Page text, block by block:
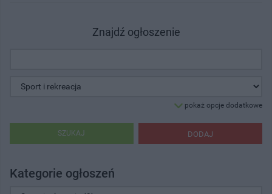
Znajdź ogłoszenie
pokaż opcje dodatkowe
DODAJ
SZUKAJ
Kategorie ogłoszeń